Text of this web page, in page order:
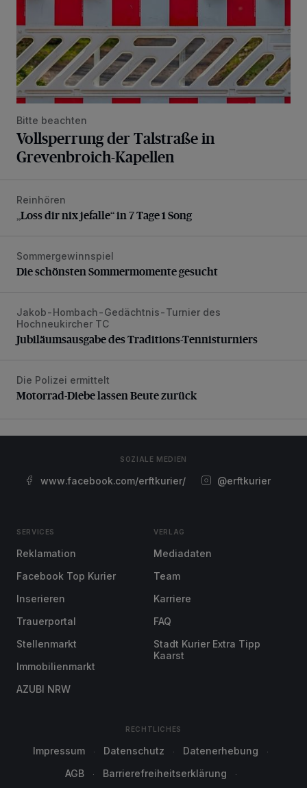
Bitte beachten
Vollsperrung der Talstraße in
Grevenbroich-Kapellen
„Loss dir nix jefalle“ in 7 Tage 1 Song
Reinhören
„Loss dir nix jefalle“ in 7 Tage 1 Song
Die schönsten Sommermomente gesucht
Sommergewinnspiel
Die schönsten Sommermomente gesucht
Jubiläumsausgabe des Traditions-Tennisturniers
Jakob-Hombach-Gedächtnis-Turnier des
Hochneukircher TC
Jubiläumsausgabe des Traditions-Tennisturniers
Motorrad-Diebe lassen Beute zurück
Die Polizei ermittelt
Motorrad-Diebe lassen Beute zurück
SOZIALE MEDIEN
www.facebook.com/erftkurier/ @erftkurier
SERVICES
Reklamation
Facebook Top Kurier
Inserieren
Trauerportal
Stellenmarkt
Immobilienmarkt
AZUBI NRW
VERLAG
Mediadaten
Team
Karriere
FAQ
Stadt Kurier Extra Tipp
Kaarst
RECHTLICHES
Impressum Datenschutz
Datenerhebung
AGB
Barrierefreiheitserklärung